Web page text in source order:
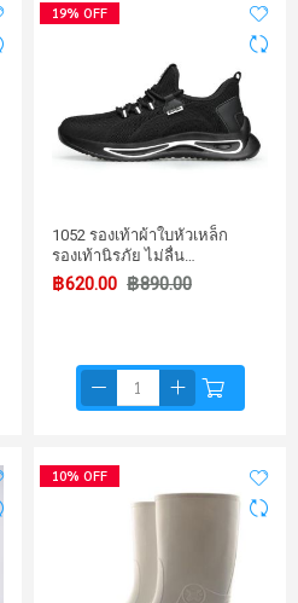
19% OFF
1052 รองเท้าผ้าใบหัวเหล็ก
รองเท้านิรภัย ไม่ลื่น…
฿620.00 ฿890.00
10% OFF